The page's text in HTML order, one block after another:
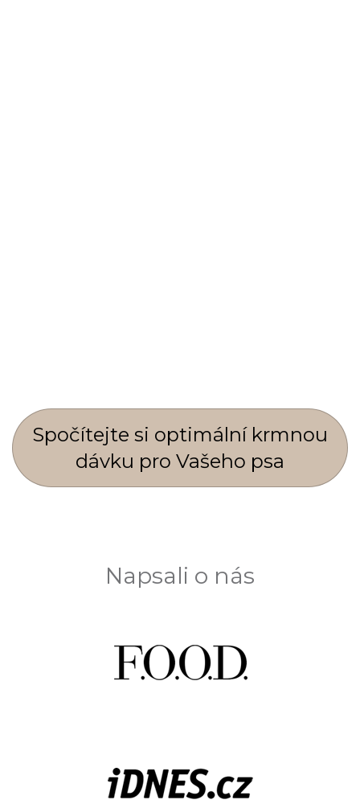
Spočí­tejte si optimální krmnou
dávku pro Vašeho psa
Napsali o nás